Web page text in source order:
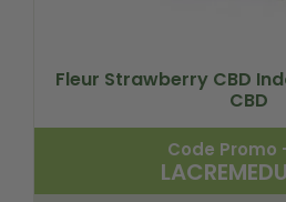
Fleur Strawberry CBD
CBD
Code Promo